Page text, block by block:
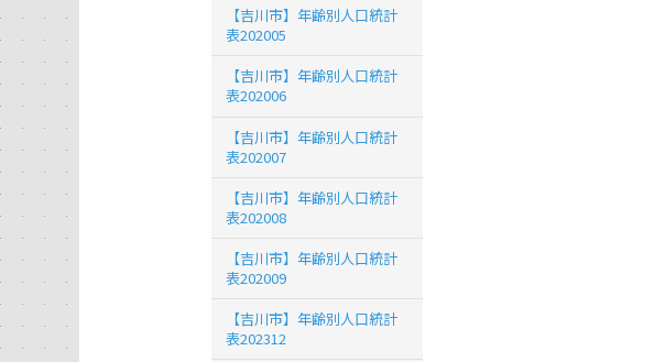
【吉川市】年齢別人口統計
表202005
【吉川市】年齢別人口統計
表202006
【吉川市】年齢別人口統計
表202007
【吉川市】年齢別人口統計
表202008
【吉川市】年齢別人口統計
表202009
【吉川市】年齢別人口統計
表202312